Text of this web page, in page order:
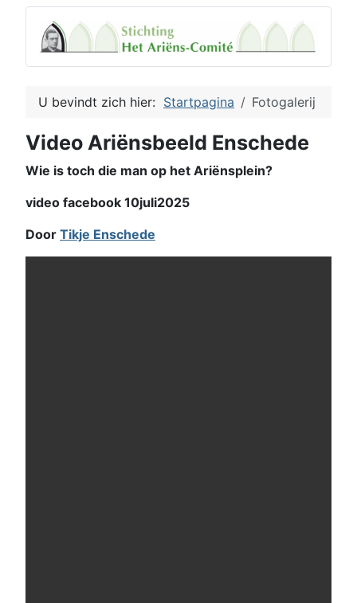
U bevindt zich hier: Startpagina Fotogalerij
Video Ariënsbeeld Enschede
Wie is toch die man op het Ariënsplein?
video facebook 10juli2025
Door Tikje Enschede